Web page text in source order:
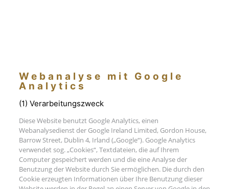
Webanalyse mit Google
Analytics
(1) Verarbeitungszweck
Diese Website benutzt Google Analytics, einen
Webanalysedienst der Google Ireland Limited, Gordon House,
Barrow Street, Dublin 4, Irland („Google“). Google Analytics
verwendet sog. „Cookies“, Textdateien, die auf Ihrem
Computer gespeichert werden und die eine Analyse der
Benutzung der Website durch Sie ermöglichen. Die durch den
Cookie erzeugten Informationen über Ihre Benutzung dieser